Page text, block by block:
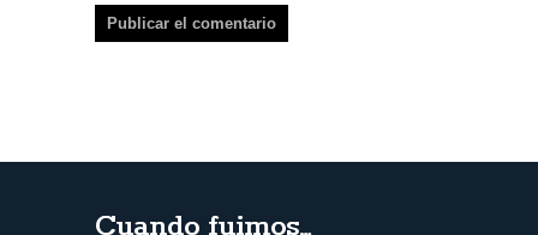
Cuando fuimos…